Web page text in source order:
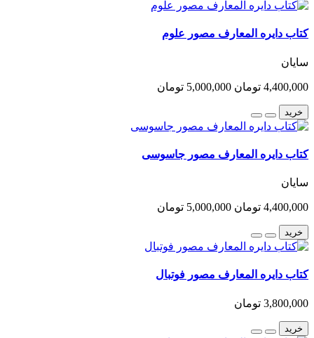
کتاب دایره المعارف مصور علوم
سایان
4,400,000 تومان 5,000,000 تومان
خرید
کتاب دایره المعارف مصور جاسوسی
سایان
4,400,000 تومان 5,000,000 تومان
خرید
کتاب دایره المعارف مصور فوتبال
3,800,000 تومان
خرید